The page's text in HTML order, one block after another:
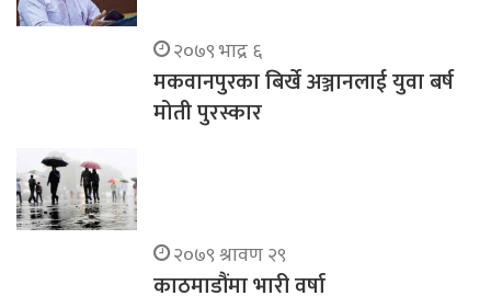
२०७९ भाद्र ६
मकवानपुरका बिर्खे अञ्जानलाई युवा बर्ष
मोती पुरस्कार
२०७९ श्रावण २९
काठमाडौंमा भारी वर्षा